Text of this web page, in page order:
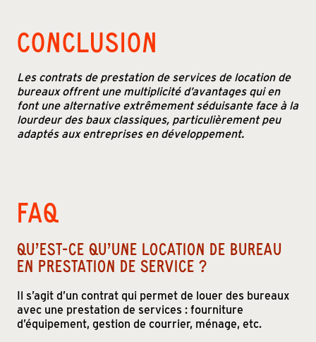
CONCLUSION
Les contrats de prestation de services de location de
bureaux offrent une multiplicité d’avantages qui en
font une alternative extrêmement séduisante face à la
lourdeur des baux classiques, particulièrement peu
adaptés aux entreprises en développement.
FAQ
QU’EST-CE QU’UNE LOCATION DE BUREAU
EN PRESTATION DE SERVICE ?
Il s’agit d’un contrat qui permet de louer des bureaux
avec une prestation de services : fourniture
d’équipement, gestion de courrier, ménage, etc.